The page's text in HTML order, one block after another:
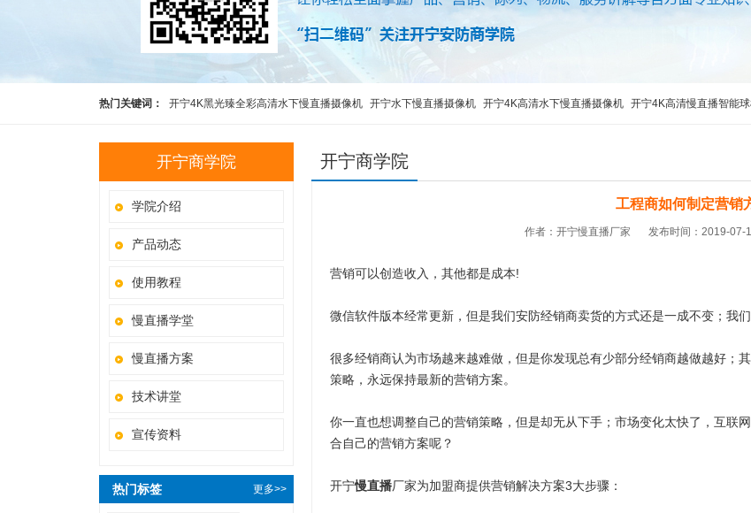
热门关键词： 开宁4K黑光臻全彩高清水下慢直播摄像机 开宁水下慢直播摄像机 开宁4K高清水下慢直播摄像机 开宁4K高清慢直播智能
高清慢直播智能球机 开宁4K黑光全彩慢直播智能球机
开宁商学院
学院介绍
产品动态
使用教程
慢直播学堂
慢直播方案
技术讲堂
宣传资料
热门标签 更多>>
开宁商学院
工程商如何制定营销
作者：开宁慢直播厂家 发布时间：2019-07-
营销可以创造收入，其他都是成本!
微信软件版本经常更新，但是我们安防经销商卖货的方式还是一成不变；我
很多经销商认为市场越来越难做，但是你发现总有少部分经销商越做越好；
策略，永远保持最新的营销方案。
你一直也想调整自己的营销策略，但是却无从下手；市场变化太快了，互联
合自己的营销方案呢？
开宁慢直播厂家为加盟商提供营销解决方案3大步骤：